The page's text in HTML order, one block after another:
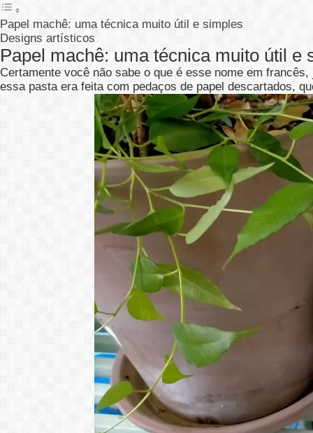
Papel machê: uma técnica muito útil e simples
Designs artísticos
Papel machê: uma técnica muito útil e
Certamente você não sabe o que é esse nome em
essa pasta era feita com pedaços de papel descartados,